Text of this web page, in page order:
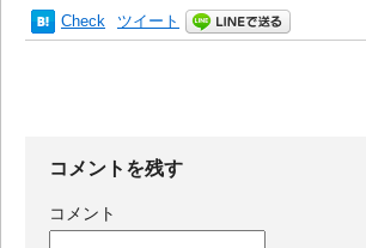
Check ツイート
コメントを残す
コメント